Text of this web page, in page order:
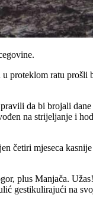
proteklom ratu
da bi brojali
na strijeljanje i
četiri mjeseca
plus Manjača.
gestikulirajući na